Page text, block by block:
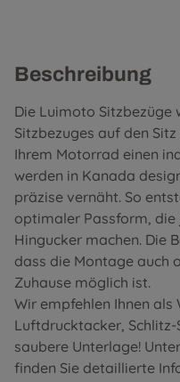
Beschreibung
Die Luimoto Sitzbezüge
Sitzbezuges auf den
Ihrem Motorrad einen
werden in Kanada
präzise vernäht. So
optimaler Passform, die
Hingucker machen. Die
dass die Montage auch
Zuhause möglich ist.
Wir empfehlen Ihnen als
Luftdrucktacker,
saubere Unterlage!
finden Sie detaillierte